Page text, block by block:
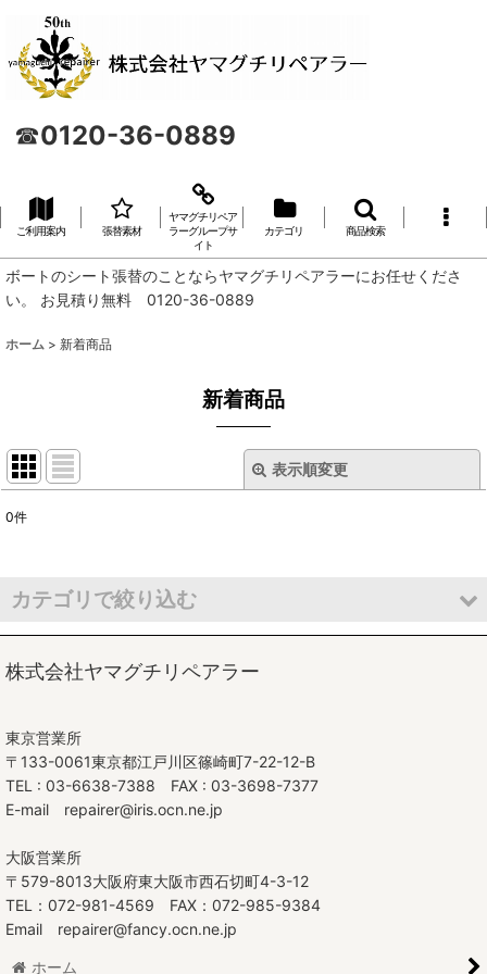
☎0120-36-0889
ご利用案内 張替素材
ヤマグチリペア
ラーグループサ
イト
カテゴリ 商品検索
ボートのシート張替のことならヤマグチリペアラーにお任せくださ
い。 お見積り無料 0120-36-0889
ホーム > 新着商品
新着商品
表示順変更
並び順:
0件
カテゴリで絞り込む
シート張替
張替素材
株式会社ヤマグチリペアラー
東京営業所
〒133-0061東京都江戸川区篠崎町7-22-12-B
TEL : 03-6638-7388 FAX : 03-3698-7377
E-mail repairer@iris.ocn.ne.jp
大阪営業所
〒579-8013大阪府東大阪市西石切町4-3-12
TEL：072-981-4569 FAX：072-985-9384
Email repairer@fancy.ocn.ne.jp
ホーム